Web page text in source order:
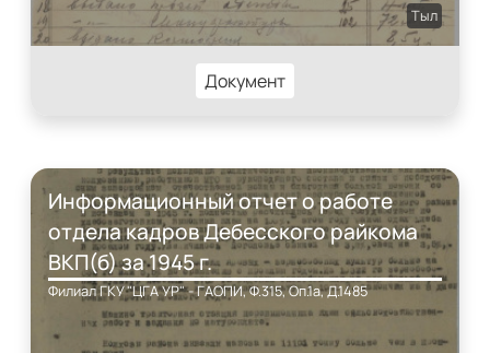
Тыл
Документ
Информационный отчет о работе
отдела кадров Дебесского райкома
ВКП(б) за 1945 г.
Филиал ГКУ "ЦГА УР" - ГАОПИ, Ф.315, Оп.1а, Д.1485